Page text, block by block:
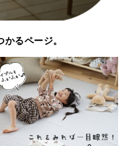
るページ。